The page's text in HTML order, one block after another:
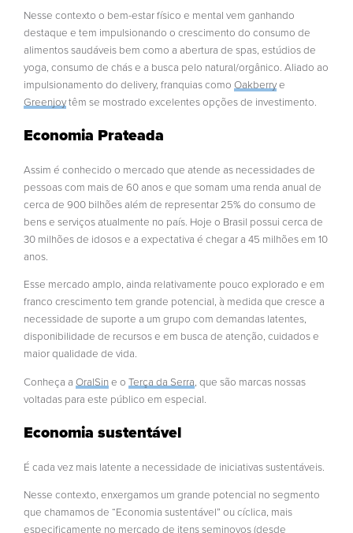
Nesse contexto o bem-estar físico e mental vem ganhando
destaque e tem impulsionando o crescimento do consumo de
alimentos saudáveis bem como a abertura de spas, estúdios de
yoga, consumo de chás e a busca pelo natural/orgânico. Aliado ao
impulsionamento do delivery, franquias como Oakberrye
Greenjoytêm se mostrado excelentes opções de investimento.
Economia Prateada
Assim é conhecido o mercado que atende as necessidades de
pessoas com mais de 60 anos e que somam uma renda anual de
cerca de 900 bilhões além de representar 25% do consumo de
bens e serviços atualmente no país. Hoje o Brasil possui cerca de
30 milhões de idosos e a expectativa é chegar a 45 milhões em 10
anos.
Esse mercado amplo, ainda relativamente pouco explorado e em
franco crescimento tem grande potencial, à medida que cresce a
necessidade de suporte a um grupo com demandas latentes,
disponibilidade de recursos e em busca de atenção, cuidados e
maior qualidade de vida.
Conheça a OralSine o Terça da Serra , que são marcas nossas
voltadas para este público em especial.
Economia sustentável
É cada vez mais latente a necessidade de iniciativas sustentáveis.
Nesse contexto, enxergamos um grande potencial no segmento
que chamamos de “Economia sustentável” ou cíclica, mais
especificamente no mercado de itens seminovos (desde